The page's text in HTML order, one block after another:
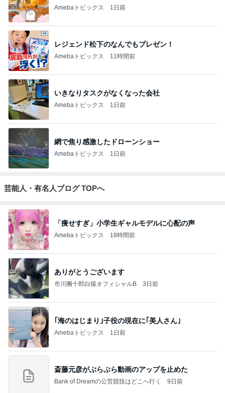
Amebaトピックス 1日前
レジェンド松下のなんでもプレゼン！
Amebaトピックス 11時間前
いきなりタスクがなくなった会社
Amebaトピックス 1日前
網で焦り感激したドローンショー
Amebaトピックス 1日前
芸能人・有名人ブログ TOPへ
「痩せすぎ」小学生ギャルモデルに心配の声
Amebaトピックス 18時間前
ありがとうございます
市川團十郎白猿オフィシャルB 3日前
｢海のはじまり｣子役の現在に｢美人さん｣
Amebaトピックス 1日前
斎藤元彦がぶらぶら動画のアップを止めた
Bank of Dreamの公営競技はどこへ行く 9日前